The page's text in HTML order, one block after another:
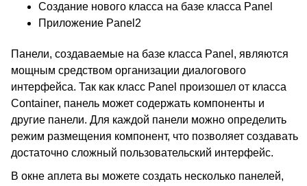
Создание нового класса на базе класса Panel
Приложение Panel2
Панели, создаваемые на базе класса Panel, являются
мощным средством организации диалогового
интерфейса. Так как класс Panel произошел от класса
Container, панель может содержать компоненты и
другие панели. Для каждой панели можно определить
режим размещения компонент, что позволяет создавать
достаточно сложный пользовательский интерфейс.
В окне аплета вы можете создать несколько панелей,